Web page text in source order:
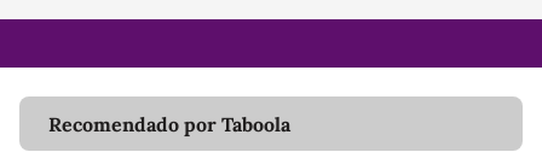
Recomendado por Taboola